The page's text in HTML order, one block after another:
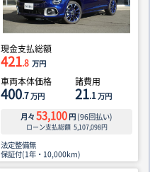
現金支払総額
421.8 万円
車両本体価格
400.7万円
諸費用
21.1万円
月々 53,100 円 (96回払い)
ローン支払総額 5,107,098円
法定整備無
保証付(1年・10,000km)